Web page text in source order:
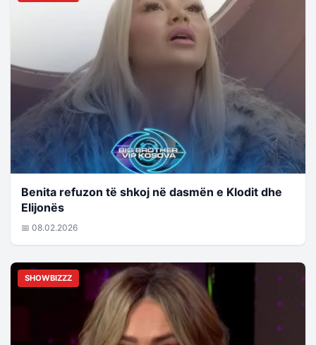
Benita refuzon të shkoj në dasmën e Klodit dhe
Elijonës
📅 08.02.2026
SHOWBIZZZ